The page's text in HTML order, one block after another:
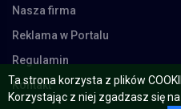
Nasza firma
Reklama w Portalu
Regulamin
Kontakt
Ta strona korzysta z plików
Korzystając z niej zgadzasz się